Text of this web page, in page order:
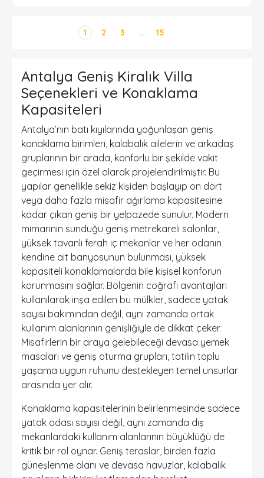
1 2 3 .. 15
Antalya Geniş Kiralık Villa
Seçenekleri ve Konaklama
Kapasiteleri
Antalya’nın batı kıyılarında yoğunlaşan geniş
konaklama birimleri, kalabalık ailelerin ve arkadaş
gruplarının bir arada, konforlu bir şekilde vakit
geçirmesi için özel olarak projelendirilmiştir. Bu
yapılar genellikle sekiz kişiden başlayıp on dört
veya daha fazla misafir ağırlama kapasitesine
kadar çıkan geniş bir yelpazede sunulur. Modern
mimarinin sunduğu geniş metrekareli salonlar,
yüksek tavanlı ferah iç mekanlar ve her odanın
kendine ait banyosunun bulunması, yüksek
kapasiteli konaklamalarda bile kişisel konforun
korunmasını sağlar. Bölgenin coğrafi avantajları
kullanılarak inşa edilen bu mülkler, sadece yatak
sayısı bakımından değil, aynı zamanda ortak
kullanım alanlarının genişliğiyle de dikkat çeker.
Misafirlerin bir araya gelebileceği devasa yemek
masaları ve geniş oturma grupları, tatilin toplu
yaşama uygun ruhunu destekleyen temel unsurlar
arasında yer alır.
Konaklama kapasitelerinin belirlenmesinde sadece
yatak odası sayısı değil, aynı zamanda dış
mekanlardaki kullanım alanlarının büyüklüğü de
kritik bir rol oynar. Geniş teraslar, birden fazla
güneşlenme alanı ve devasa havuzlar, kalabalık